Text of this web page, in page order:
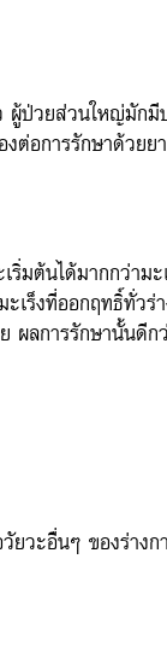
ผู้ป่วยส่วนใหญ่มัก
ต่อการรักษาด้วยย
มต้นได้มากกว่าม
เร็งที่ออกฤทธิ์ทั่ว
ลการรักษานั้นดีก
ยวะอื่นๆ ของร่างก